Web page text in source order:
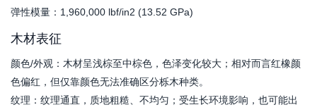
弹性模量：1,960,000 lbf/in2 (13.52 GPa)
木材表征
颜色/外观：木材呈浅棕至中棕色，色泽变化较大；相对而言红橡颜
色偏红，但仅靠颜色无法准确区分栎木种类。
纹理：纹理通直，质地粗糙、不均匀；受生长环境影响，也可能出